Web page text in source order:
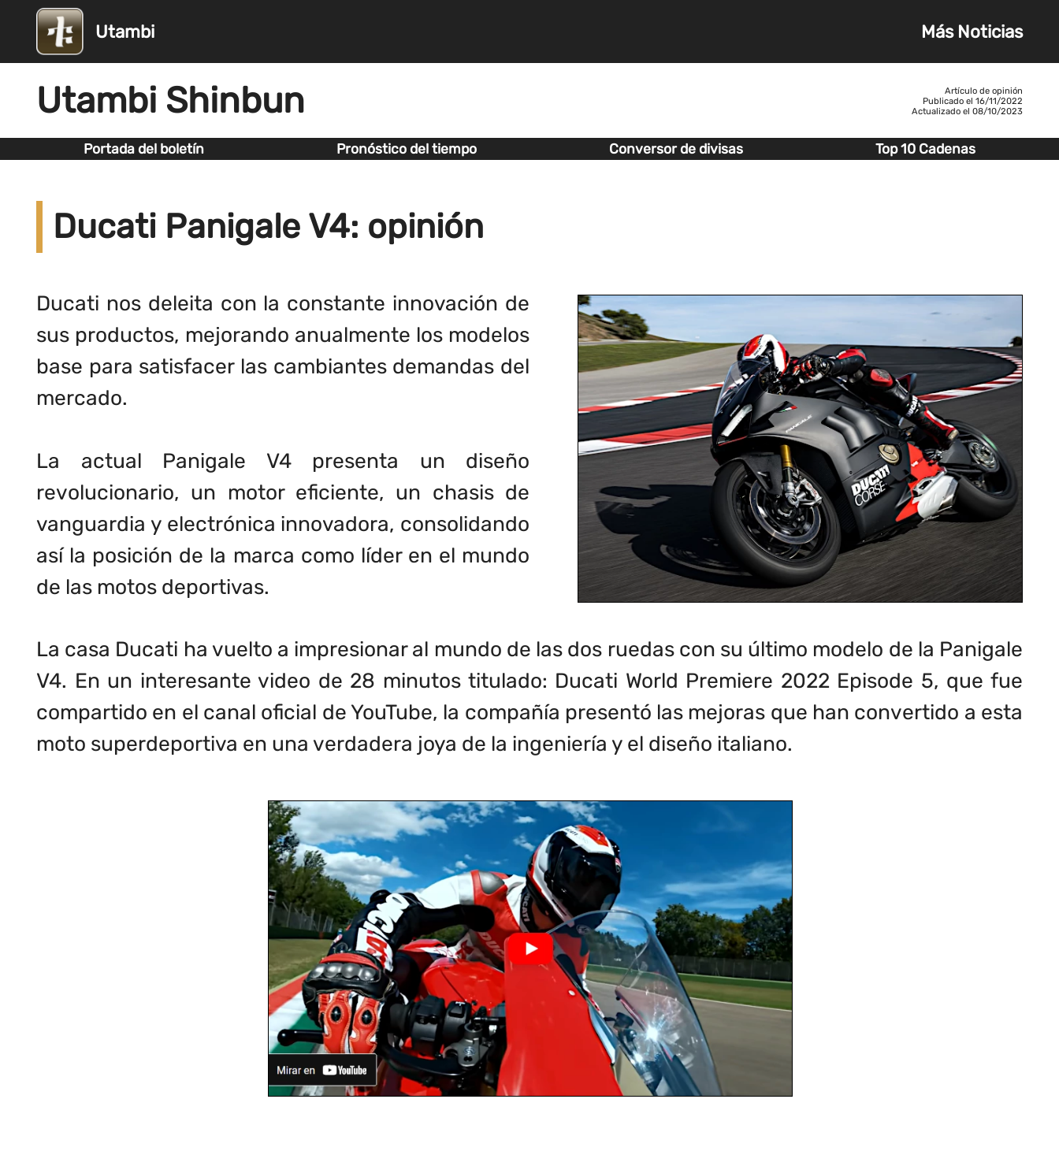
Utambi Más Noticias
Utambi Shinbun
Artículo de opinión
Publicado el 16/11/2022
Actualizado el 08/10/2023
Portada del boletín Pronóstico del tiempo Conversor de divisas Top 10 Cadenas
Ducati Panigale V4: opinión
Ducati nos deleita con la constante innovación de
sus productos, mejorando anualmente los modelos
base para satisfacer las cambiantes demandas del
mercado.
La actual Panigale V4 presenta un diseño
revolucionario, un motor eficiente, un chasis de
vanguardia y electrónica innovadora, consolidando
así la posición de la marca como líder en el mundo
de las motos deportivas.
La casa Ducati ha vuelto a impresionar al mundo de las dos ruedas con su último modelo de la Panigale
V4. En un interesante video de 28 minutos titulado: Ducati World Premiere 2022 Episode 5, que fue
compartido en el canal oficial de YouTube, la compañía presentó las mejoras que han convertido a esta
moto superdeportiva en una verdadera joya de la ingeniería y el diseño italiano.